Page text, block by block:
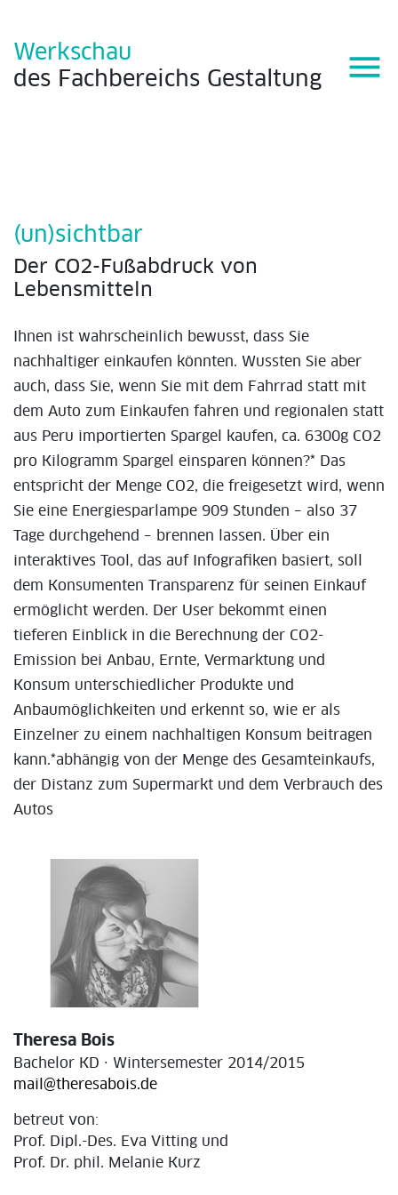
Werkschau
des Fachbereichs Gestaltung menu
(un)sichtbar
Der CO2-Fußabdruck von
Lebensmitteln
Ihnen ist wahrscheinlich bewusst, dass Sie
nachhaltiger einkaufen könnten. Wussten Sie aber
auch, dass Sie, wenn Sie mit dem Fahrrad statt mit
dem Auto zum Einkaufen fahren und regionalen statt
aus Peru importierten Spargel kaufen, ca. 6300g CO2
pro Kilogramm Spargel einsparen können?* Das
entspricht der Menge CO2, die freigesetzt wird, wenn
Sie eine Energiesparlampe 909 Stunden – also 37
Tage durchgehend – brennen lassen. Über ein
interaktives Tool, das auf Infografiken basiert, soll
dem Konsumenten Transparenz für seinen Einkauf
ermöglicht werden. Der User bekommt einen
tieferen Einblick in die Berechnung der CO2-
Emission bei Anbau, Ernte, Vermarktung und
Konsum unterschiedlicher Produkte und
Anbaumöglichkeiten und erkennt so, wie er als
Einzelner zu einem nachhaltigen Konsum beitragen
kann.*abhängig von der Menge des Gesamteinkaufs,
der Distanz zum Supermarkt und dem Verbrauch des
Autos
Theresa Bois
Bachelor KD · Wintersemester 2014/2015
mail@theresabois.de
betreut von:
Prof. Dipl.-Des. Eva Vitting und
Prof. Dr. phil. Melanie Kurz